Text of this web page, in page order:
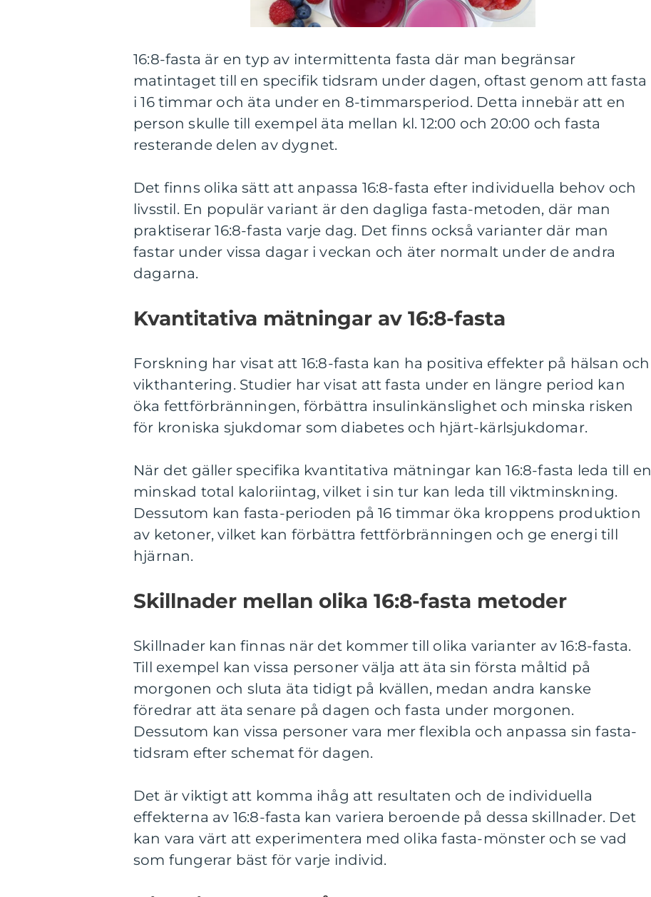
16:8-fasta är en typ av intermittenta fasta där man begränsar
matintaget till en specifik tidsram under dagen, oftast genom att fasta
i 16 timmar och äta under en 8-timmarsperiod. Detta innebär att en
person skulle till exempel äta mellan kl. 12:00 och 20:00 och fasta
resterande delen av dygnet.
Det finns olika sätt att anpassa 16:8-fasta efter individuella behov och
livsstil. En populär variant är den dagliga fasta-metoden, där man
praktiserar 16:8-fasta varje dag. Det finns också varianter där man
fastar under vissa dagar i veckan och äter normalt under de andra
dagarna.
Kvantitativa mätningar av 16:8-fasta
Forskning har visat att 16:8-fasta kan ha positiva effekter på hälsan och
vikthantering. Studier har visat att fasta under en längre period kan
öka fettförbränningen, förbättra insulinkänslighet och minska risken
för kroniska sjukdomar som diabetes och hjärt-kärlsjukdomar.
När det gäller specifika kvantitativa mätningar kan 16:8-fasta leda till en
minskad total kaloriintag, vilket i sin tur kan leda till viktminskning.
Dessutom kan fasta-perioden på 16 timmar öka kroppens produktion
av ketoner, vilket kan förbättra fettförbränningen och ge energi till
hjärnan.
Skillnader mellan olika 16:8-fasta metoder
Skillnader kan finnas när det kommer till olika varianter av 16:8-fasta.
Till exempel kan vissa personer välja att äta sin första måltid på
morgonen och sluta äta tidigt på kvällen, medan andra kanske
föredrar att äta senare på dagen och fasta under morgonen.
Dessutom kan vissa personer vara mer flexibla och anpassa sin fasta-
tidsram efter schemat för dagen.
Det är viktigt att komma ihåg att resultaten och de individuella
effekterna av 16:8-fasta kan variera beroende på dessa skillnader. Det
kan vara värt att experimentera med olika fasta-mönster och se vad
som fungerar bäst för varje individ.